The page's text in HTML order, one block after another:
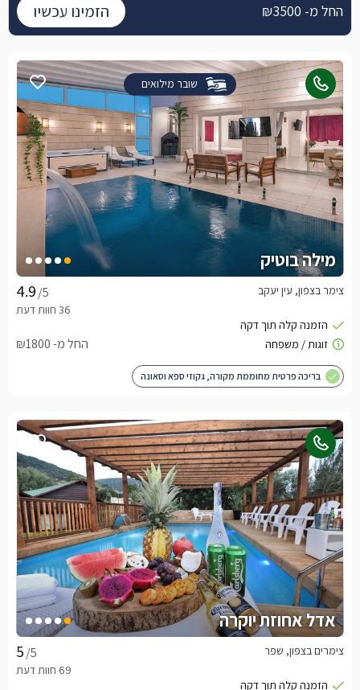
שובר מילואים
מילה בוטיק
/5 צימר בצפון, עין יעקב
החל מ- ₪1800
בריכה פרטית מחוממת מקורה, גקוזי ספא וסאונה
אדל אחוזת יוקרה
/5 צימרים בצפון, שפר
החל מ- ₪3500 הזמינו עכשיו